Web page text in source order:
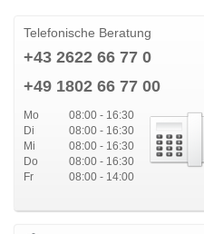
Telefonische Beratung
+43 2622 66 77 0
+49 1802 66 77 00
Mo
08:00 - 16:30
Di
08:00 - 16:30
Mi
08:00 - 16:30
Do
08:00 - 16:30
Fr
08:00 - 14:00